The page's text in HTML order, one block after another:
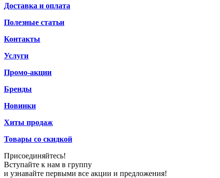
Доставка и оплата
Полезные статьи
Контакты
Услуги
Промо-акции
Бренды
Новинки
Хиты продаж
Товары со скидкой
Присоединяйтесь!
Вступайте к нам в группу
и узнавайте первыми все акции и предложения!